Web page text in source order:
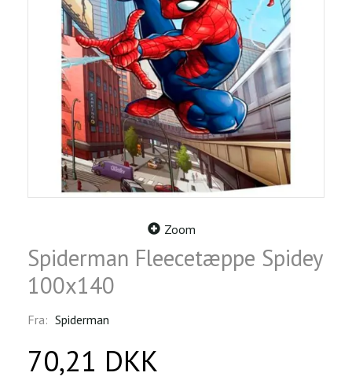
Zoom
Spiderman Fleecetæppe Spidey
100x140
Fra: Spiderman
70,21 DKK